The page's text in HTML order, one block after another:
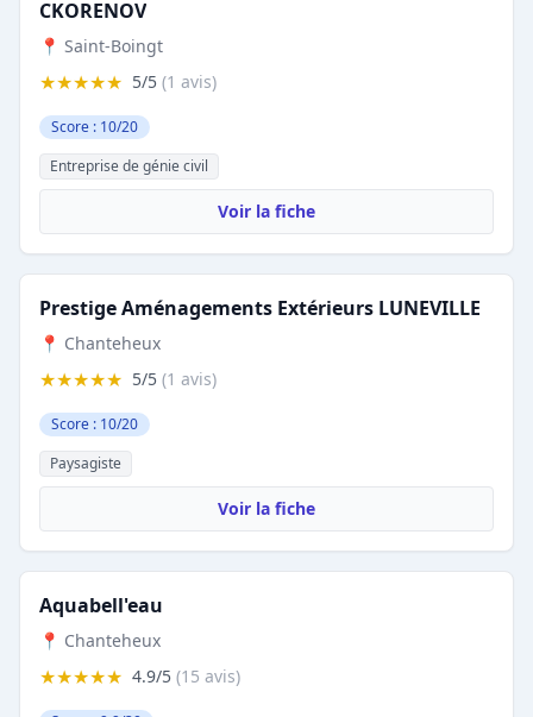
CKORENOV
📍 Saint-Boingt
★★★★★ 5/5 (1 avis)
Score : 10/20
Entreprise de génie civil
Voir la fiche
Prestige Aménagements Extérieurs LUNEVILLE
📍 Chanteheux
★★★★★ 5/5 (1 avis)
Score : 10/20
Paysagiste
Voir la fiche
Aquabell'eau
📍 Chanteheux
★★★★★ 4.9/5 (15 avis)